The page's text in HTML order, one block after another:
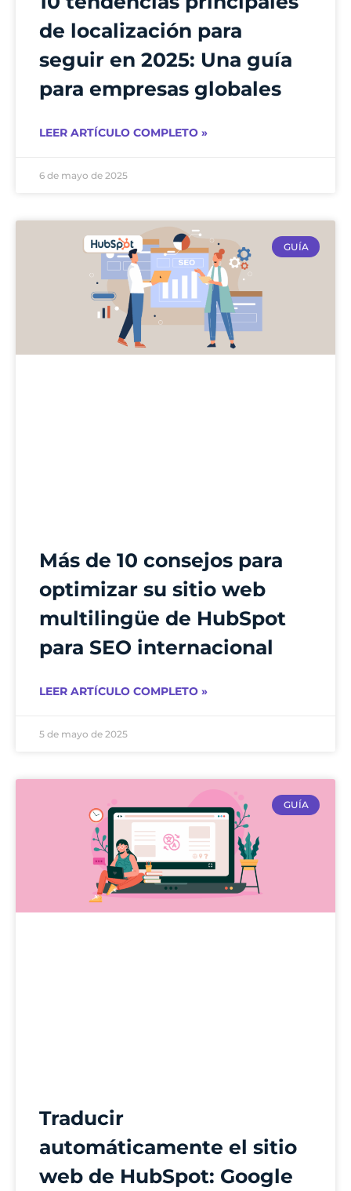
de localización para
seguir en 2025: Una guía
para empresas globales
LEER ARTÍCULO COMPLETO »
6 de mayo de 2025
GUÍA
Más de 10 consejos para
optimizar su sitio web
multilingüe de HubSpot
para SEO internacional
LEER ARTÍCULO COMPLETO »
5 de mayo de 2025
GUÍA
Traducir
automáticamente el sitio
web de HubSpot: Google